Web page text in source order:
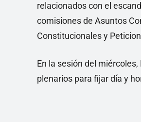
relacionados con el
comisiones de Asuntos
Constitucionales y
En la sesión del
plenarios para fijar día y